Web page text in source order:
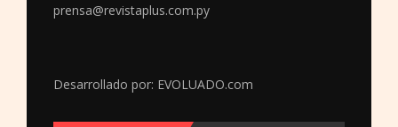
prensa@revistaplus.com.py
Desarrollado por: EVOLUADO.com